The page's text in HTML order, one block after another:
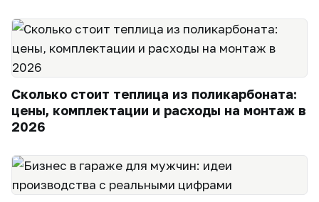
Сколько стоит теплица из поликарбоната:
цены, комплектации и расходы на монтаж в
2026